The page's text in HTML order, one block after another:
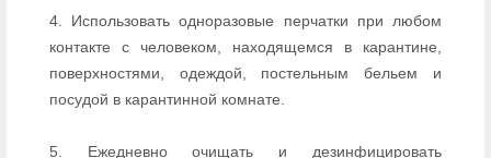
4. Использовать одноразовые перчатки при любом
контакте с человеком, находящемся в карантине,
поверхностями, одеждой, постельным бельем и
посудой в карантинной комнате.
5. Ежедневно очищать и дезинфицировать